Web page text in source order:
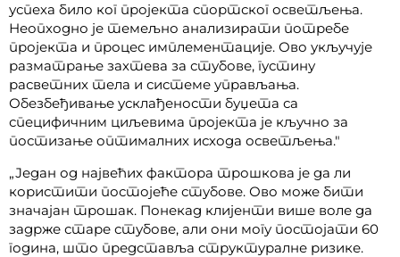
успеха било ког пројекта спортског осветљења.
Неопходно је темељно анализирати потребе
пројекта и процес имплементације. Ово укључује
разматрање захтева за стубове, густину
расветних тела и системе управљања.
Обезбеђивање усклађености буџета са
специфичним циљевима пројекта је кључно за
постизање оптималних исхода осветљења."
„Један од највећих фактора трошкова је да ли
користити постојеће стубове. Ово може бити
значајан трошак. Понекад клијенти више воле да
задрже старе стубове, али они могу постојати 60
година, што представља структуралне ризике.